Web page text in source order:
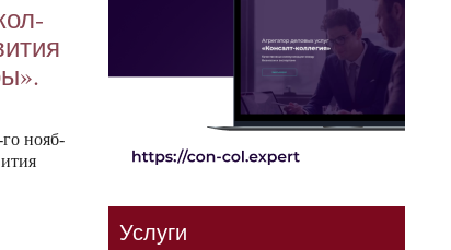
го но­яб­
Услуги